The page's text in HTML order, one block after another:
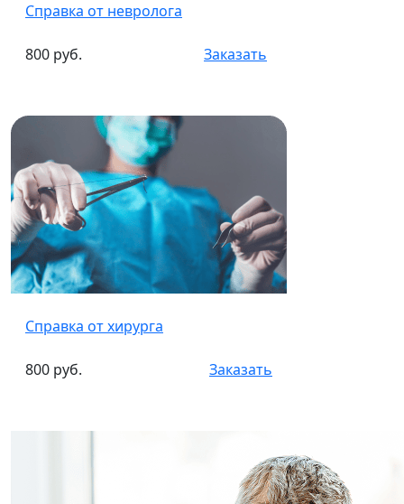
Справка от невролога
800 руб. Заказать
Справка от хирурга
800 руб. Заказать